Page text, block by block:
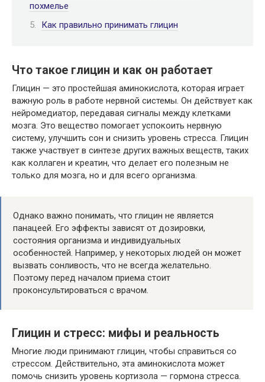
похмелье
Как правильно принимать глицин
Что такое глицин и как он работает
Глицин — это простейшая аминокислота, которая играет
важную роль в работе нервной системы. Он действует как
нейромедиатор, передавая сигналы между клетками
мозга. Это вещество помогает успокоить нервную
систему, улучшить сон и снизить уровень стресса. Глицин
также участвует в синтезе других важных веществ, таких
как коллаген и креатин, что делает его полезным не
только для мозга, но и для всего организма.
Однако важно понимать, что глицин не является
панацеей. Его эффекты зависят от дозировки,
состояния организма и индивидуальных
особенностей. Например, у некоторых людей он может
вызвать сонливость, что не всегда желательно.
Поэтому перед началом приема стоит
проконсультироваться с врачом.
Глицин и стресс: мифы и реальность
Многие люди принимают глицин, чтобы справиться со
стрессом. Действительно, эта аминокислота может
помочь снизить уровень кортизола — гормона стресса.